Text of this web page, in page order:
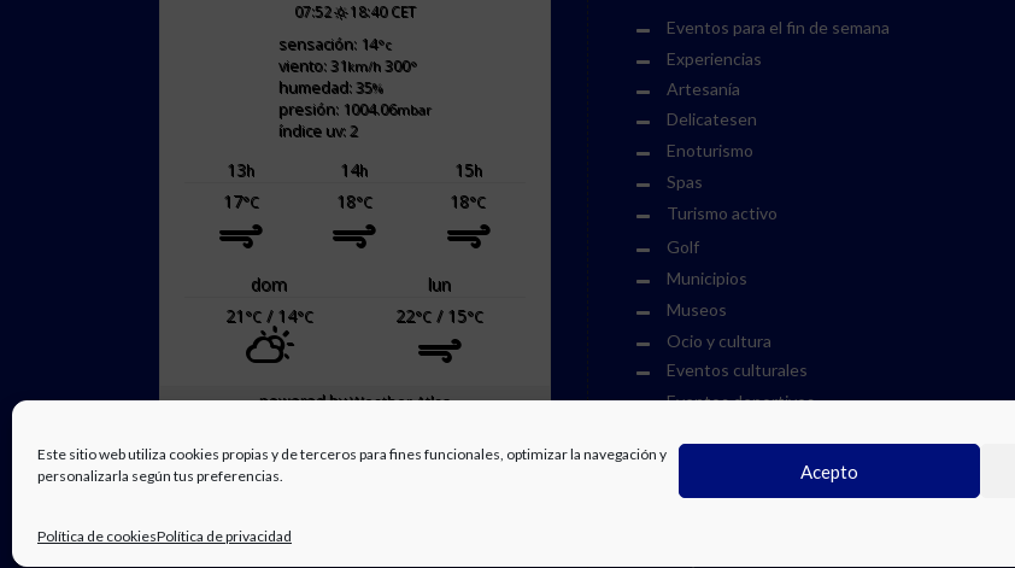
Este sitio web utiliza cookies propias y de terceros para fines funcionales, optimizar la navegación y
personalizarla según tus preferencias.
Acepto
Política de cookiesPolítica de privacidad
07:52 18:40 CET
sensación: 14°c
viento: 31km/h 300°
humedad: 35%
presión: 1004.06mbar
índice uv: 2
13h 14h 15h
17°C 18°C 18°C
dom
lun
21°C/ 14°C 22°C / 15°C
powered byWeather Atlas
Eventos para el fin de semana
Experiencias
Artesanía
Delicatesen
Enoturismo
Spas
Turismo activo
Golf
Municipios
Museos
Ocio y cultura
Eventos culturales
Eventos deportivos
Parques acuáticos